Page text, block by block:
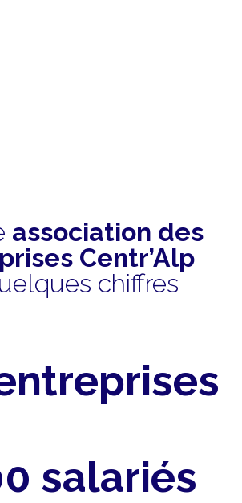
association des
Centr’Alp
chiffres
salariés